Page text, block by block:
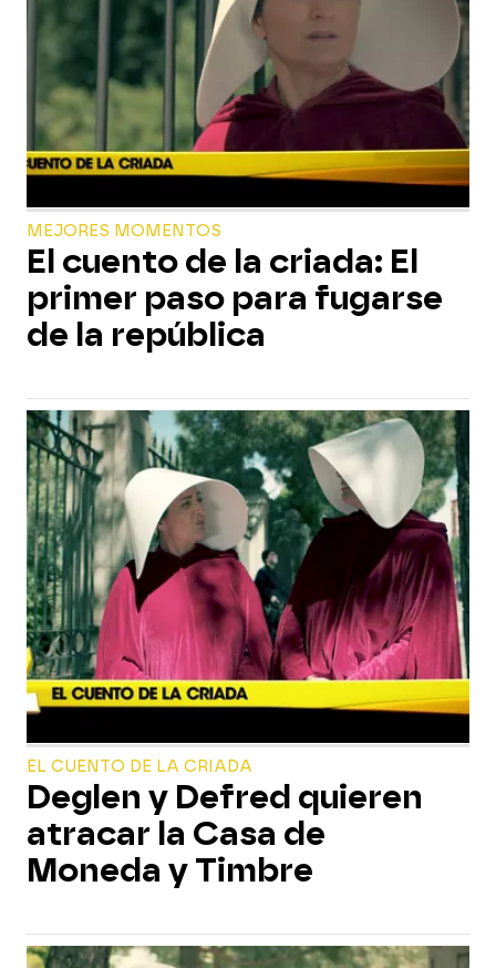
MEJORES MOMENTOS
El cuento de la criada: El
primer paso para fugarse
de la república
EL CUENTO DE LA CRIADA
Deglen y Defred quieren
atracar la Casa de
Moneda y Timbre